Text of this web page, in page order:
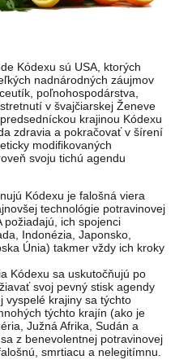
Kódexu sú USA, ktorých
nadnárodných záujmov
poľnohospodárstva,
v švajčiarskej Ženeve
krajinou Kódexu
zdravia a pokračovať v šírení
modifikovaných
svoju tichú agendu
Kódexu je falošná viera
technológie potravinovej
požiadajú, ich spojenci
Indonézia, Japonsko,
Únia) takmer vždy ich kroky
Kódexu sa uskutočňujú po
svoj pevný stisk agendy
vyspelé krajiny sa týchto
týchto krajín (ako je
Južná Afrika, Sudán a
z benevolentnej potravinovej
smrtiacu a nelegitímnu.